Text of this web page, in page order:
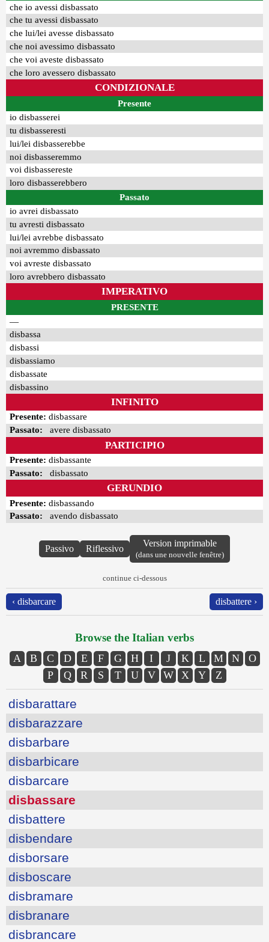
che io avessi disbassato
che tu avessi disbassato
che lui/lei avesse disbassato
che noi avessimo disbassato
che voi aveste disbassato
che loro avessero disbassato
CONDIZIONALE
Presente
io disbasserei
tu disbasseresti
lui/lei disbasserebbe
noi disbasseremmo
voi disbassereste
loro disbasserebbero
Passato
io avrei disbassato
tu avresti disbassato
lui/lei avrebbe disbassato
noi avremmo disbassato
voi avreste disbassato
loro avrebbero disbassato
IMPERATIVO
PRESENTE
—
disbassa
disbassi
disbassiamo
disbassate
disbassino
INFINITO
Presente: disbassare
Passato: avere disbassato
PARTICIPIO
Presente: disbassante
Passato: disbassato
GERUNDIO
Presente: disbassando
Passato: avendo disbassato
Passivo Riflessivo
Version imprimable
(dans une nouvelle fenêtre)
continue ci-dessous
‹ disbarcare disbattere ›
Browse the Italian verbs
A B C D E F G H I J K L M N
O
P
Q R S T U V W X Y Z
disbarattare
disbarazzare
disbarbare
disbarbicare
disbarcare
disbassare
disbattere
disbendare
disborsare
disboscare
disbramare
disbranare
disbrancare